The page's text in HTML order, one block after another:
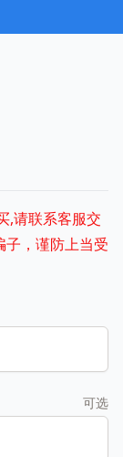
,请联系客服交
子，谨防上当受
可选